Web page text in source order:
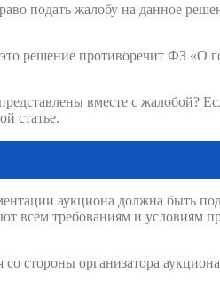
подать жалобу на данное
решение противоречит ФЗ «О
вместе с жалобой?
статье.
аукциона должна быть
всем требованиям и условиям
стороны организатора